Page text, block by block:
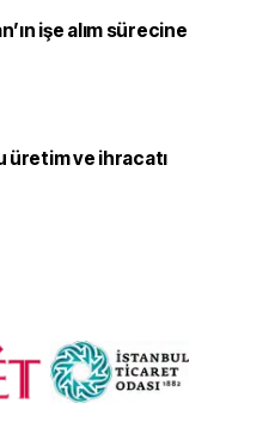
işe alım sürecine
üretim ve ihracatı